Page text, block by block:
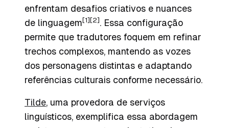
enfrentam desafios criativos e nuances
de linguagem [1] [2] . Essa configuração
permite que tradutores foquem em refinar
trechos complexos, mantendo as vozes
dos personagens distintas e adaptando
referências culturais conforme necessário.
Tilde, uma provedora de serviços
linguísticos, exemplifica essa abordagem